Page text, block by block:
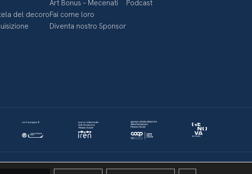
del decoro
Art Bonus – Mecenati
Fai come loro
Diventa nostro Sponsor
Podcast
Politica della privacy & Cookies
Policy social media